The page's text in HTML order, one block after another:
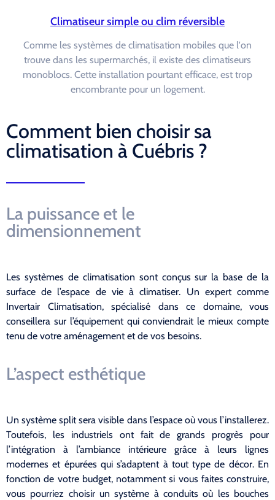
Climatiseur simple ou clim réversible
Comme les systèmes de climatisation mobiles que l'on
trouve dans les supermarchés, il existe des climatiseurs
monoblocs. Cette installation pourtant efficace, est trop
encombrante pour un logement.
Comment bien choisir sa
climatisation à Cuébris ?
La puissance et le
dimensionnement
Les systèmes de climatisation sont conçus sur la base de la
surface de l’espace de vie à climatiser. Un expert comme
Invertair Climatisation, spécialisé dans ce domaine, vous
conseillera sur l’équipement qui conviendrait le mieux compte
tenu de votre aménagement et de vos besoins.
L’aspect esthétique
Un système split sera visible dans l’espace où vous l’installerez.
Toutefois, les industriels ont fait de grands progrès pour
l’intégration à l’ambiance intérieure grâce à leurs lignes
modernes et épurées qui s’adaptent à tout type de décor. En
fonction de votre budget, notamment si vous faites construire,
vous pourriez choisir un système à conduits où les bouches